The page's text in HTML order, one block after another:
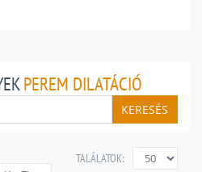
PEREM DILATÁCIÓ
KERESÉS
TALÁLATOK: